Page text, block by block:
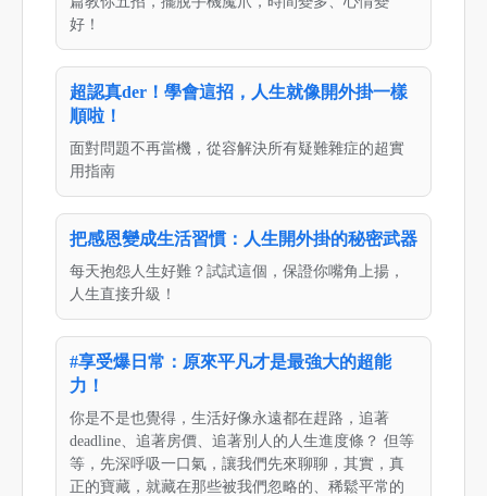
好！
超認真der！學會這招，人生就像開外掛一樣
順啦！
面對問題不再當機，從容解決所有疑難雜症的超實
用指南
把感恩變成生活習慣：人生開外掛的秘密武器
每天抱怨人生好難？試試這個，保證你嘴角上揚，
人生直接升級！
#享受爆日常：原來平凡才是最強大的超能
力！
你是不是也覺得，生活好像永遠都在趕路，追著
deadline、追著房價、追著別人的人生進度條？ 但等
等，先深呼吸一口氣，讓我們先來聊聊，其實，真
正的寶藏，就藏在那些被我們忽略的、稀鬆平常的